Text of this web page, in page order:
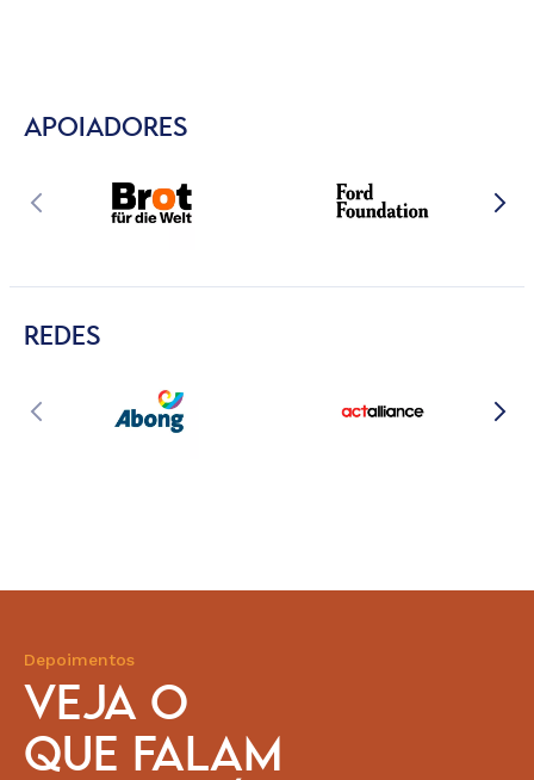
APOIADORES
REDES
Depoimentos
VEJA O
QUE FALAM